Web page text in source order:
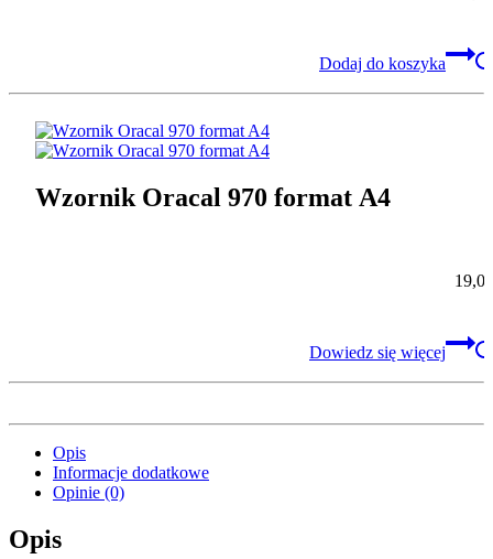
Dodaj do koszyka
Wzornik Oracal 970 format A4
Dowiedz się więcej
Opis
Informacje dodatkowe
Opinie (0)
Opis